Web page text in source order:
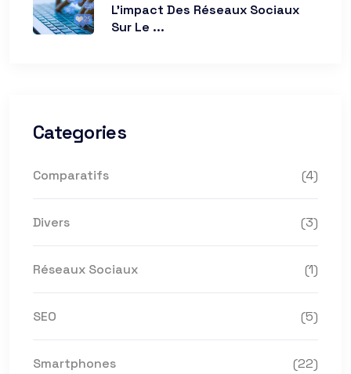
L’impact Des Réseaux Sociaux
Sur Le ...
Categories
Comparatifs (4)
Divers (3)
Réseaux Sociaux (1)
SEO (5)
Smartphones (22)